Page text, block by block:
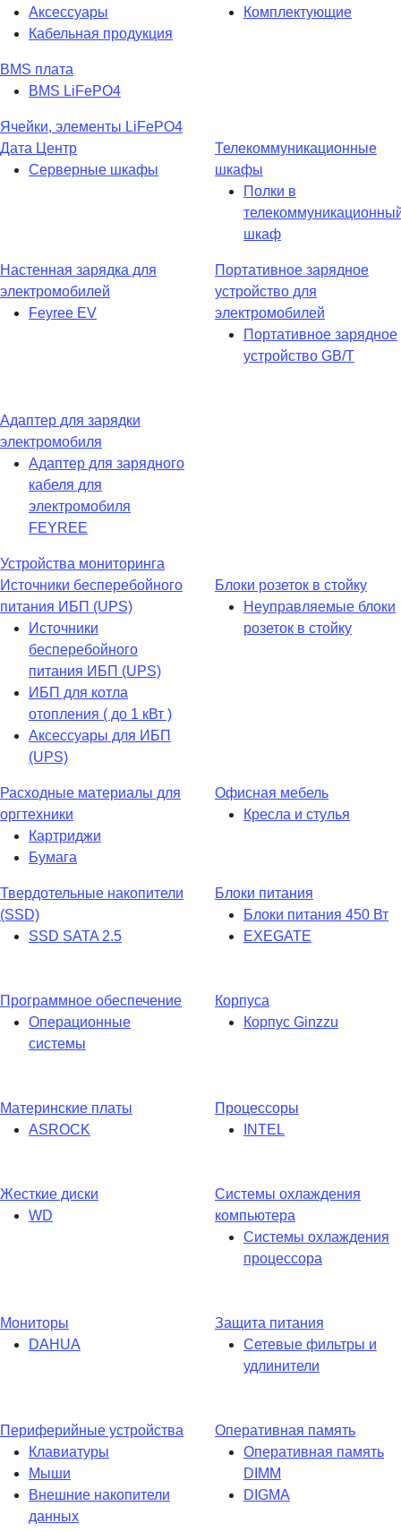
Аксессуары
Кабельная продукция
Комплектующие
BMS плата
BMS LiFePO4
Ячейки, элементы LiFePO4
Дата Центр
Серверные шкафы
Телекоммуникационные
шкафы
Полки в
шкаф
Настенная зарядка для
электромобилей
Feyree EV
Портативное зарядное
устройство для
электромобилей
Портативное зарядное
устройство GB/T
Адаптер для зарядки
электромобиля
Адаптер для зарядного
кабеля для
электромобиля
FEYREE
Устройства мониторинга
Источники бесперебойного
питания ИБП (UPS)
Источники
бесперебойного
питания ИБП (UPS)
ИБП для котла
отопления ( до 1 кВт )
Аксессуары для ИБП
(UPS)
Блоки розеток в стойку
Неуправляемые блоки
розеток в стойку
Расходные материалы для
оргтехники
Картриджи
Бумага
Офисная мебель
Кресла и стулья
Твердотельные накопители
(SSD)
SSD SATA 2.5
Блоки питания
Блоки питания 450 Вт
EXEGATE
Программное обеспечение
Операционные
системы
Корпуса
Корпус Ginzzu
Материнские платы
ASROCK
Процессоры
INTEL
Жесткие диски
WD
Системы охлаждения
компьютера
Системы охлаждения
процессора
Мониторы
DAHUA
Защита питания
Сетевые фильтры и
удлинители
Периферийные устройства
Клавиатуры
Мыши
Внешние накопители
данных
Оперативная память
Оперативная память
DIMM
DIGMA